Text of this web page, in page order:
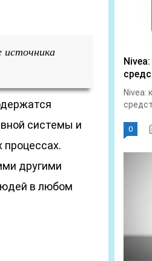
источника
системы и
другими
в любом
Nivea:
0